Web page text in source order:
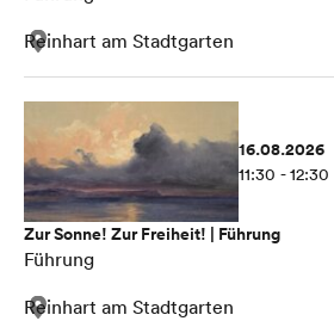
Reinhart am Stadtgarten
16.08.2026
11:30 - 12:30
Zur Sonne! Zur Freiheit! | Führung
Führung
Reinhart am Stadtgarten